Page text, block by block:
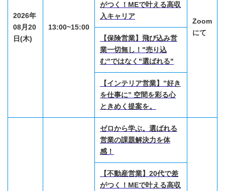
2026年
08月20
日(木)
13:00~15:00
Zoom
にて
がつく！MEで叶える高収
入キャリア
【保険営業】飛び込み営
業一切無し！"売り込
む"ではなく"選ばれる"
【インテリア営業】”好き
を仕事に” 空間を彩る心
ときめく提案を。
ゼロから学ぶ。選ばれる
営業の課題解決力を体
感！
【不動産営業】20代で差
がつく！MEで叶える高収